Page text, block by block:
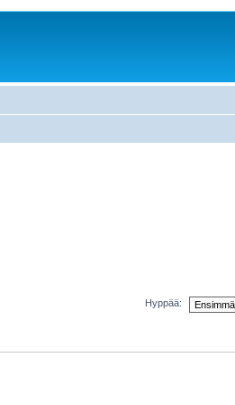
Hyppää: